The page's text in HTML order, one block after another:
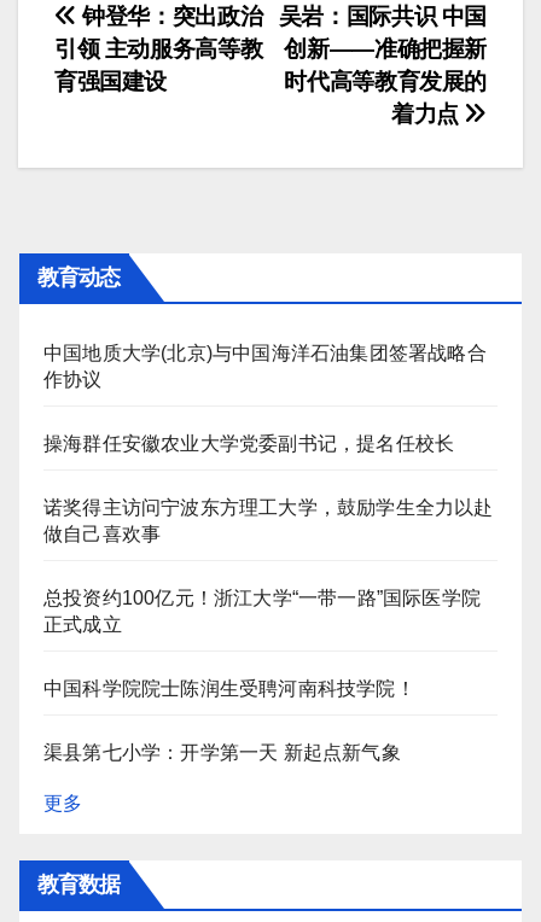
文
章
航
吴岩：国际共识 中国
创新——准确把握新
时代高等教育发展的
着力点
钟登华：突出政治
引领 主动服务高等教
育强国建设
教育动态
中国地质大学(北京)与中国海洋石油集团签署战略合
作协议
操海群任安徽农业大学党委副书记，提名任校长
诺奖得主访问宁波东方理工大学，鼓励学生全力以赴
做自己喜欢事
总投资约100亿元！浙江大学“一带一路”国际医学院
正式成立
中国科学院院士陈润生受聘河南科技学院！
渠县第七小学：开学第一天 新起点新气象
更多
教育数据